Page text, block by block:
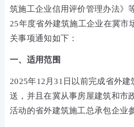
筑施工企业信用评价管理办法》
25年度省外建筑施工企业在冀市
关事项通知如下：
一、适用范围
2025年12月31日以前完成省外建
送，并且在冀从事房屋建筑和市
活动的省外建筑施工总承包企业